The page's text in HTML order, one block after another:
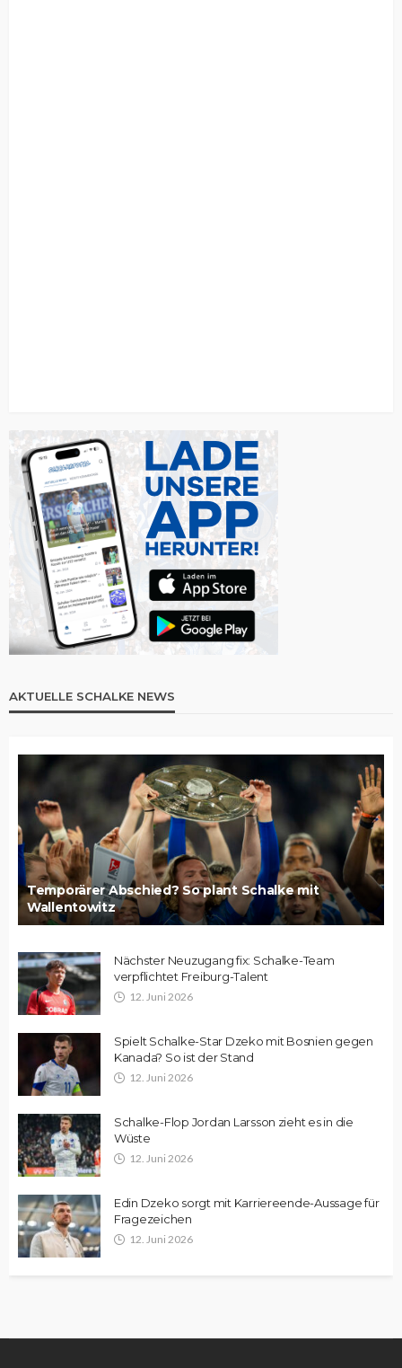
AKTUELLE SCHALKE NEWS
Temporärer Abschied? So plant Schalke mit
Wallentowitz
Nächster Neuzugang fix: Schalke-Team
verpflichtet Freiburg-Talent
12. Juni 2026
Spielt Schalke-Star Dzeko mit Bosnien gegen
Kanada? So ist der Stand
12. Juni 2026
Schalke-Flop Jordan Larsson zieht es in die
Wüste
12. Juni 2026
Edin Dzeko sorgt mit Karriereende-Aussage für
Fragezeichen
12. Juni 2026